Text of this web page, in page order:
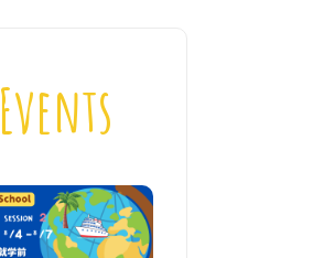
Events